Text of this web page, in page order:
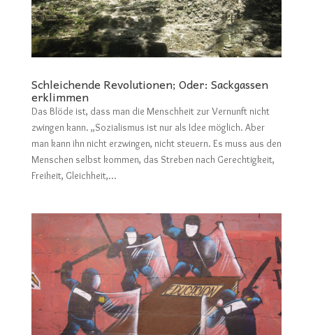
Schleichende Revolutionen; Oder: Sackgassen
erklimmen
Das Blöde ist, dass man die Menschheit zur Vernunft nicht
zwingen kann. „Sozialismus ist nur als Idee möglich. Aber
man kann ihn nicht erzwingen, nicht steuern. Es muss aus den
Menschen selbst kommen, das Streben nach Gerechtigkeit,
Freiheit, Gleichheit,...